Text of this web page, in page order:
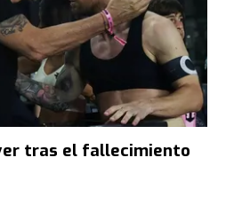
tras el fallecimiento